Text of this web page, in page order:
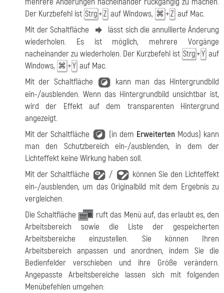
Der Kurzbefehl ist Strg+Z auf Windows, ⌘ +Z auf Mac.
Mit der Schaltfläche
lässt sich die annullierte Änderung
wiederholen. Es ist möglich, mehrere Vorgänge
nacheinander zu wiederholen. Der Kurzbefehl ist Strg+Y auf
Windows, ⌘ +Y auf Mac.
Mit der Schaltfläche
kann man das Hintergrundbild
ein-/ausblenden. Wenn das Hintergrundbild unsichtbar ist,
wird der Effekt auf dem transparenten Hintergrund
angezeigt.
Mit der Schaltfläche
(in dem Erweiterten Modus) kann
man den Schutzbereich ein-/ausblenden, in dem der
Lichteffekt keine Wirkung haben soll.
Mit der Schaltfläche
/
können Sie den Lichteffekt
ein-/ausblenden, um das Originalbild mit dem Ergebnis zu
vergleichen.
Die Schaltfläche
ruft das Menü auf, das erlaubt es, den
Arbeitsbereich sowie die Liste der gespeicherten
Arbeitsbereiche einzustellen. Sie können Ihren
Arbeitsbereich anpassen und anordnen, indem Sie die
Bedienfelder verschieben und ihre Größe verändern.
Angepasste Arbeitsbereiche lassen sich mit folgenden
Menübefehlen umgehen: